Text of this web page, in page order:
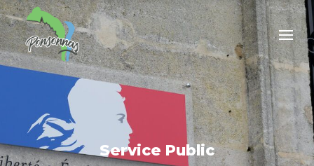
Service Public